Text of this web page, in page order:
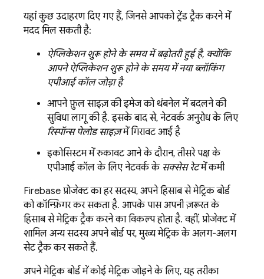
यहां कुछ उदाहरण दिए गए हैं, जिनसे आपको ट्रेंड ट्रैक करने में
मदद मिल सकती है:
ऐप्लिकेशन शुरू होने के समय में बढ़ोतरी हुई है, क्योंकि
आपने ऐप्लिकेशन शुरू होने के समय में नया ब्लॉकिंग
एपीआई कॉल जोड़ा है
आपने फ़ुल साइज़ की इमेज को थंबनेल में बदलने की
सुविधा लागू की है. इसके बाद से, नेटवर्क अनुरोध के लिए
रिस्पॉन्स पेलोड साइज़में गिरावट आई है
इकोसिस्टम में रुकावट आने के दौरान, तीसरे पक्ष के
एपीआई कॉल के लिए नेटवर्क के सक्सेस रेटमें कमी
Firebase प्रोजेक्ट का हर सदस्य, अपने हिसाब से मेट्रिक बोर्ड
को कॉन्फ़िगर कर सकता है. आपके पास अपनी ज़रूरत के
हिसाब से मेट्रिक ट्रैक करने का विकल्प होता है. वहीं, प्रोजेक्ट में
शामिल अन्य सदस्य अपने बोर्ड पर, मुख्य मेट्रिक के अलग-अलग
सेट ट्रैक कर सकते हैं.
अपने मेट्रिक बोर्ड में कोई मेट्रिक जोड़ने के लिए, यह तरीका